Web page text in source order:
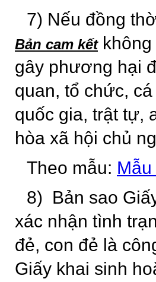
7) Nếu đồng
Bản cam kếtkhông
gây phương hại
quan, tổ chức,
quốc gia, trật tự,
hòa xã hội chủ
Theo mẫu:
8) Bản sao
xác nhận tình
đẻ, con đẻ là
Giấy khai sinh